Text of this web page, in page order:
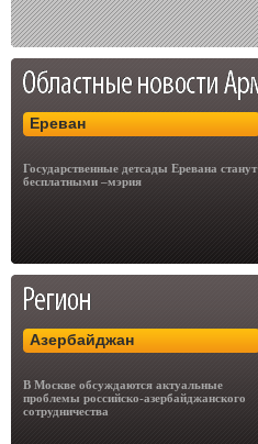
Ереван
Государственные детсады Еревана станут
бесплатными –мэрия
Азербайджан
В Москве обсуждаются актуальные
проблемы российско-азербайджанского
сотрудничества